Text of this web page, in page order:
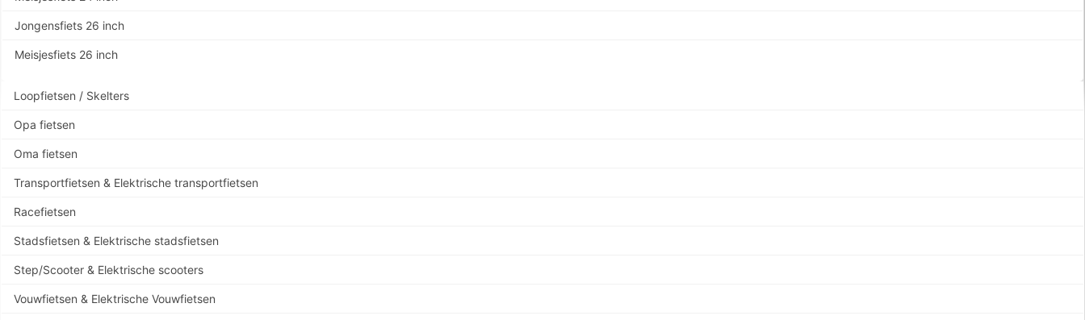
Jongensfiets 26 inch
Meisjesfiets 26 inch
Loopfietsen / Skelters
Opa fietsen
Oma fietsen
Transportfietsen & Elektrische transportfietsen
Racefietsen
Stadsfietsen & Elektrische stadsfietsen
Step/Scooter & Elektrische scooters
Vouwfietsen & Elektrische Vouwfietsen